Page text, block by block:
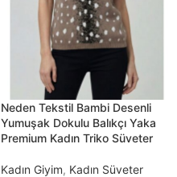
Neden Tekstil Bambi Desenli
Yumuşak Dokulu Balıkçı Yaka
Premium Kadın Triko Süveter
Kadın Giyim, Kadın Süveter